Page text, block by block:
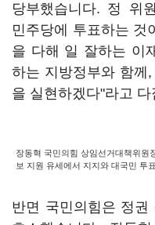
당부했습니다. 정 위
민주당에 투표하는 것
을 다해 일 잘하는 이
하는 지방정부와 함께
을 실현하겠다"라고
장동혁 국민의힘 상임선거대책위원
보 지원 유세에서 지지와 대국민 투
반면 국민의힘은 정